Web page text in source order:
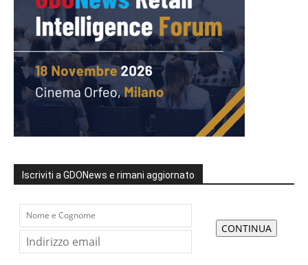
Iscriviti a GDONews e rimani aggiornato